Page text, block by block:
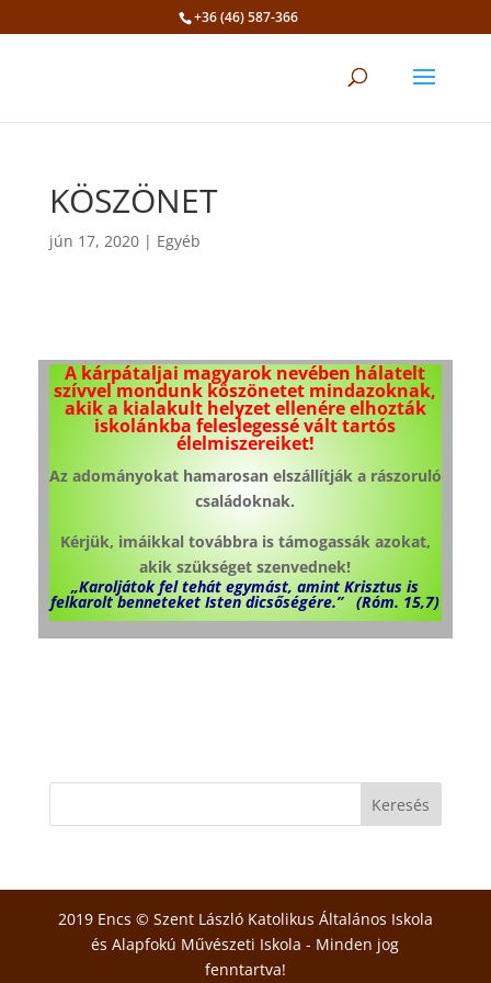
+36 (46) 587-366
KÖSZÖNET
jún 17, 2020| Egyéb
A kárpátaljai magyarok nevében hálatelt
szívvel mondunk köszönetet mindazoknak,
akik a kialakult helyzet ellenére elhozták
iskolánkba feleslegessé vált tartós
élelmiszereiket!
Az adományokat hamarosan elszállítják a rászoruló
családoknak.
Kérjük, imáikkal továbbra is támogassák azokat,
akik szükséget szenvednek!
„Karoljátok fel tehát egymást, amint Krisztus is
felkarolt benneteket Isten dicsőségére.” (Róm. 15,7)
2019 Encs © Szent László Katolikus Általános Iskola
és Alapfokú Művészeti Iskola - Minden jog
fenntartva!